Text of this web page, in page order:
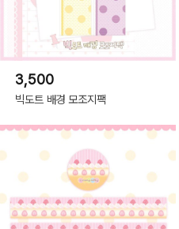
3,500
빅도트 배경 모조지팩